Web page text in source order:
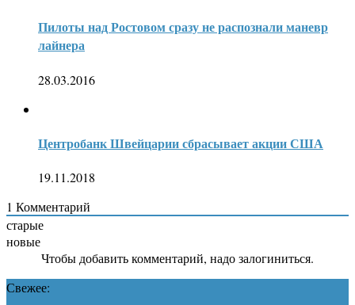
Пилоты над Ростовом сразу не распознали маневр
лайнера
28.03.2016
Центробанк Швейцарии сбрасывает акции США
19.11.2018
1 Комментарий
старые
новые
Чтобы добавить комментарий, надо залогиниться.
Свежее: